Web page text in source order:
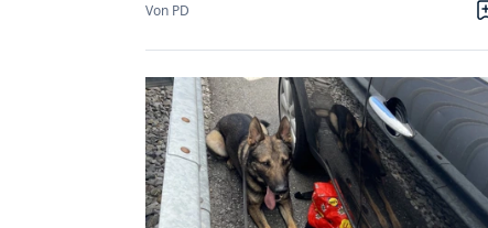
Von PD